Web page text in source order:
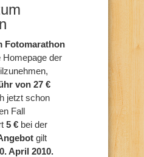
Fotomarathon
Homepage der
von 27 €
jetzt schon
Fall
5 € bei der
gilt
April 2010.